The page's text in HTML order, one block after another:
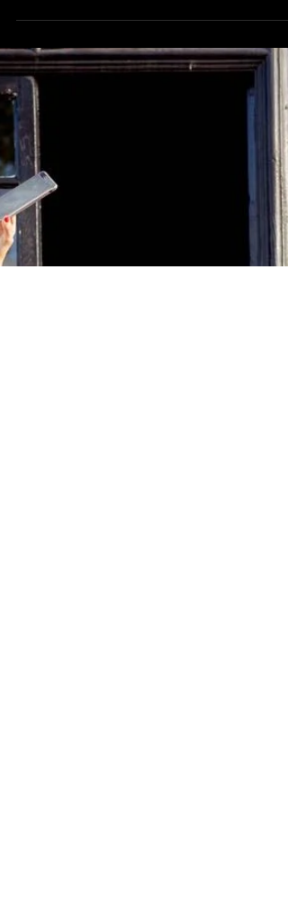
“El pacto de las viudas” y
“Todo aquello que
nunca te dije” en
formato digital
El pacto de las viudas y Todo aquello que
nunca te dije, en formato digital, lee e-books
autores canarios.